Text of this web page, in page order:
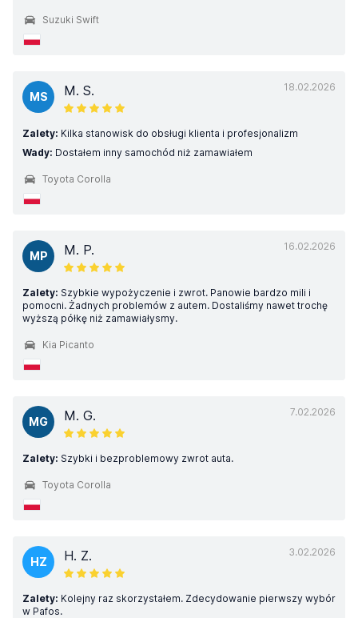
Suzuki Swift
18.02.2026
MS M. S.
Zalety: Kilka stanowisk do obsługi klienta i profesjonalizm
Wady: Dostałem inny samochód niż zamawiałem
Toyota Corolla
16.02.2026
MP M. P.
Zalety: Szybkie wypożyczenie i zwrot. Panowie bardzo mili i
pomocni. Żadnych problemów z autem. Dostaliśmy nawet trochę
wyższą półkę niż zamawiałysmy.
Kia Picanto
7.02.2026
MG M. G.
Zalety: Szybki i bezproblemowy zwrot auta.
Toyota Corolla
3.02.2026
HZ H. Z.
Zalety: Kolejny raz skorzystałem. Zdecydowanie pierwszy wybór
w Pafos.